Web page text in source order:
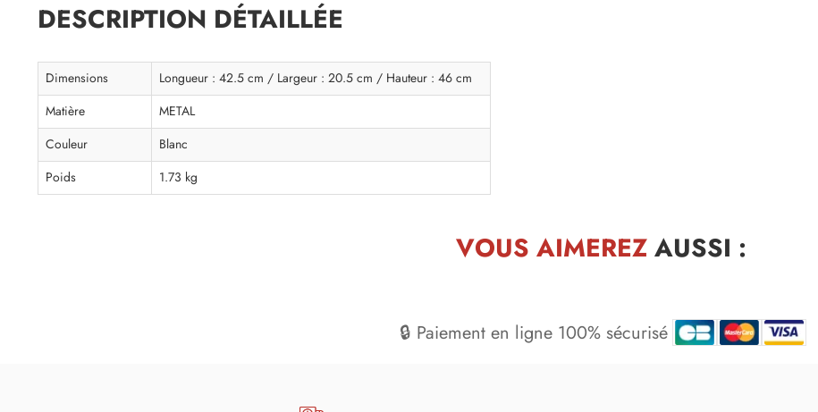
DESCRIPTION DÉTAILLÉE
Dimensions
Longueur : 42.5 cm / Largeur : 20.5 cm / Hauteur : 46 cm
Matière
METAL
Couleur
Blanc
Poids
1.73 kg
VOUS AIMEREZAUSSI :
🔒 Paiement en ligne 100% sécurisé